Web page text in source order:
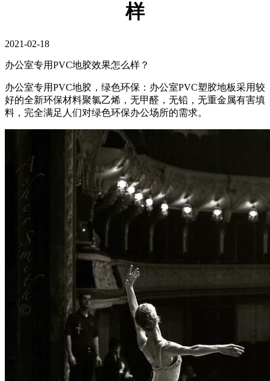
样
2021-02-18
办公室专用PVC地胶效果怎么样？
办公室专用PVC地胶，绿色环保：办公室PVC塑胶地板采用较
好的全新环保材料聚氯乙烯，无甲醛，无铅，无重金属有害填
料，完全满足人们对绿色环保办公场所的需求。